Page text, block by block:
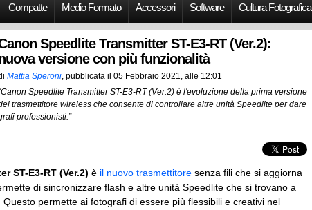
Compatte Medio Formato Accessori Software Cultura Fotografica
Speedlite Transmitter ST-E3-RT (Ver.2):
versione con più funzionalità
Mattia Speroni, pubblicata il 05 Febbraio 2021, alle 12:01
Speedlite Transmitter ST-E3-RT (Ver.2) è l'evoluzione della prima versione
trasmettitore wireless che consente di controllare altre unità Speedlite per dare
professionisti.”
ST-E3-RT (Ver.2) è il nuovo trasmettitore senza fili che si aggiorna
di sincronizzare flash e altre unità Speedlite che si trovano a
permette ai fotografi di essere più flessibili e creativi nel